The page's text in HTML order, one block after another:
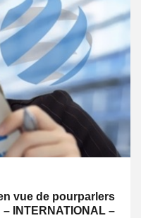
vue de pourparlers
INTERNATIONAL –